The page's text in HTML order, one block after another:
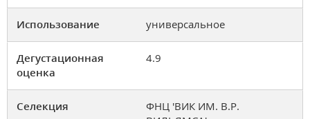
Использование универсальное
Дегустационная
оценка
4.9
Селекция
ФНЦ 'ВИК ИМ. В.Р.